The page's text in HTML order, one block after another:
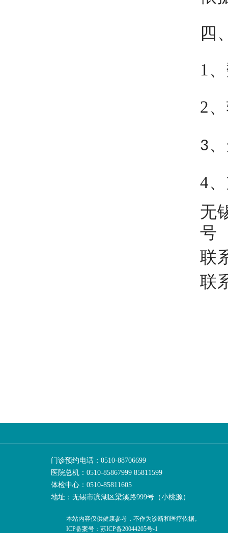
四
1、
2、
3、
4、
无
号
联
联
门诊预约电话：0510-88706699
医院总机：0510-85867999 85811599
体检中心：0510-85811605
地址：无锡市滨湖区梁溪路999号（小桃源）
本站内容仅供健康参考，不作为诊断和医疗依据。
ICP备案号：苏ICP备20044205号-1